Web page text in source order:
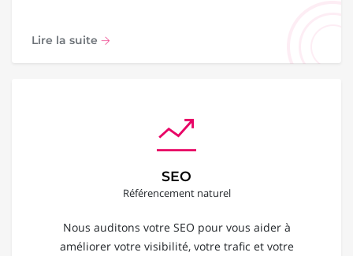
Lire la suite
SEO
Référencement naturel
Nous auditons votre SEO pour vous aider à
améliorer votre visibilité, votre trafic et votre